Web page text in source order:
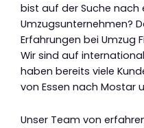
bist auf der Suche nach
Umzugsunternehmen?
Erfahrungen bei Umzug
Wir sind auf
haben bereits viele
von Essen nach Mostar
Unser Team von